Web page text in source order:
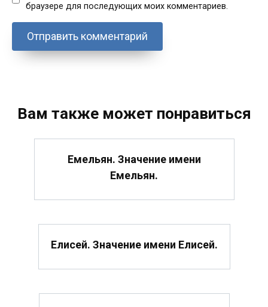
браузере для последующих моих комментариев.
Вам также может понравиться
Емельян. Значение имени
Емельян.
Елисей. Значение имени Елисей.